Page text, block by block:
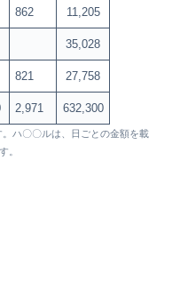
862 11,205
35,028
821 27,758
2,971 632,300
ハ〇〇ルは、日ごとの金額を載
。